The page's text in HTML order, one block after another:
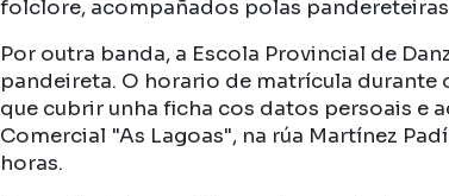
folclore, acompañados polas
Por outra banda, a Escola Provincial de
pandeireta. O horario de matrícula durante
que cubrir unha ficha cos datos persoais e
Comercial "As Lagoas", na rúa Martínez
horas.